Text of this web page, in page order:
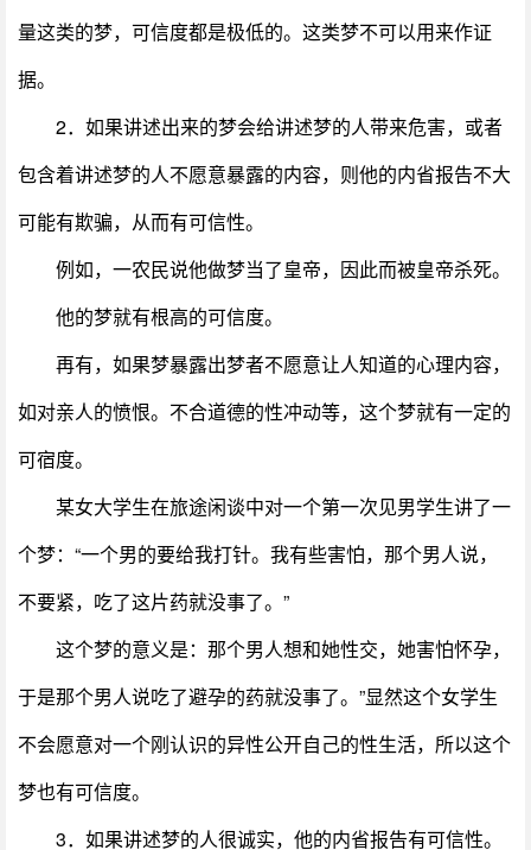
量这类的梦，可信度都是极低的。这类梦不可以用来作证
据。
2．如果讲述出来的梦会给讲述梦的人带来危害，或者
包含着讲述梦的人不愿意暴露的内容，则他的内省报告不大
可能有欺骗，从而有可信性。
例如，一农民说他做梦当了皇帝，因此而被皇帝杀死。
他的梦就有根高的可信度。
再有，如果梦暴露出梦者不愿意让人知道的心理内容，
如对亲人的愤恨。不合道德的性冲动等，这个梦就有一定的
可宿度。
某女大学生在旅途闲谈中对一个第一次见男学生讲了一
个梦：“一个男的要给我打针。我有些害怕，那个男人说，
不要紧，吃了这片药就没事了。”
这个梦的意义是：那个男人想和她性交，她害怕怀孕，
于是那个男人说吃了避孕的药就没事了。”显然这个女学生
不会愿意对一个刚认识的异性公开自己的性生活，所以这个
梦也有可信度。
3．如果讲述梦的人很诚实，他的内省报告有可信性。